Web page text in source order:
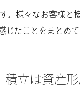
。様々なお客様と
じたことをまとめて
積立は資産